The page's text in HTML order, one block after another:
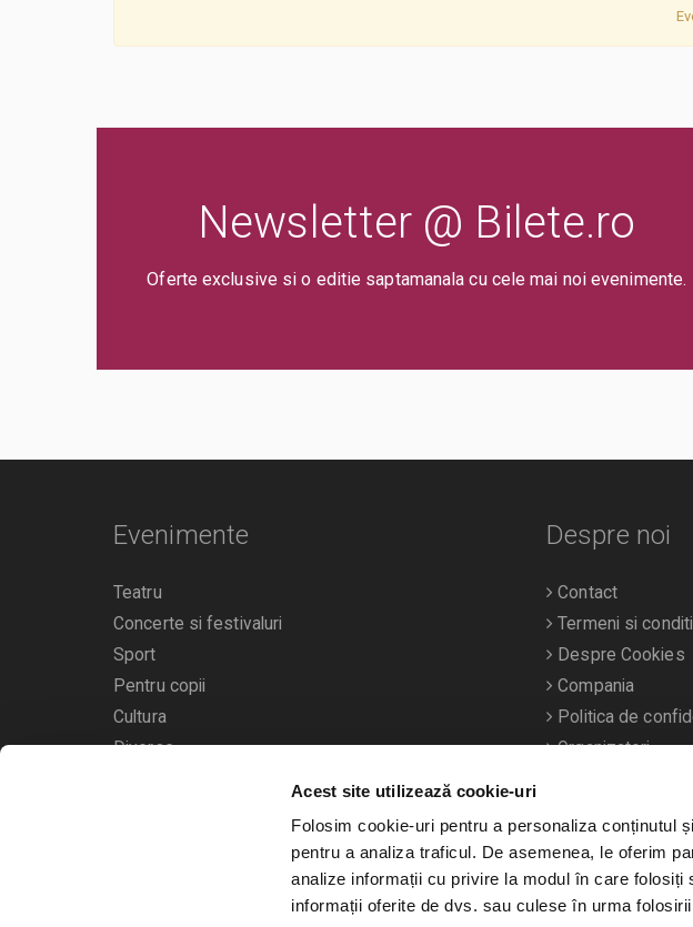
Acest site utilizează cookie-uri
Folosim cookie-uri pentru a personaliza conținutul
pentru a analiza traficul. De asemenea, le oferim
analize informații cu privire la modul în care
informații oferite de dvs. sau culese în urma
Newsletter @ Bilete.ro
Oferte exclusive si o editie saptamanala cu cele mai noi evenimente.
Evenimente
Teatru
Concerte si festivaluri
Sport
Pentru copii
Cultura
Diverse
Calendarul evenimentelor
Despre noi
Contact
Termeni si
Despre Cookies
Compania
Politica de
Organizatori